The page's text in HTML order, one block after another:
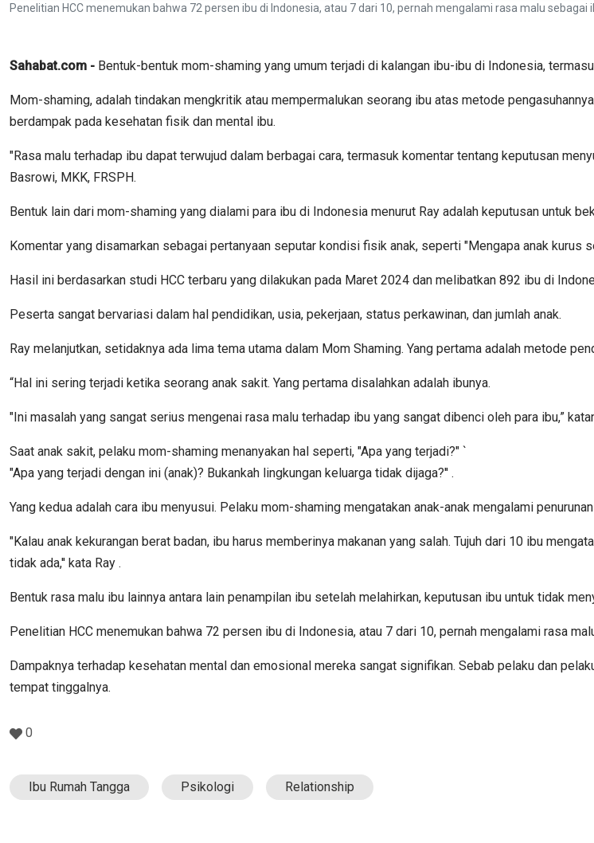
Penelitian HCC menemukan bahwa 72 persen ibu di Indonesia, atau 7 dari 10, pernah mengalami rasa malu sebagai
Sahabat.com - Bentuk-bentuk mom-shaming yang umum terjadi di kalangan ibu-ibu di Indonesia,
Mom-shaming, adalah tindakan mengkritik atau mempermalukan seorang ibu atas metode
berdampak pada kesehatan fisik dan mental ibu.
"Rasa malu terhadap ibu dapat terwujud dalam berbagai cara, termasuk komentar tentang keputusan
Basrowi, MKK, FRSPH.
Bentuk lain dari mom-shaming yang dialami para ibu di Indonesia menurut Ray adalah keputusan untuk
Komentar yang disamarkan sebagai pertanyaan seputar kondisi fisik anak, seperti "Mengapa anak kurus
Hasil ini berdasarkan studi HCC terbaru yang dilakukan pada Maret 2024 dan melibatkan 892 ibu di
Peserta sangat bervariasi dalam hal pendidikan, usia, pekerjaan, status perkawinan, dan jumlah anak.
Ray melanjutkan, setidaknya ada lima tema utama dalam Mom Shaming. Yang pertama adalah metode
“Hal ini sering terjadi ketika seorang anak sakit. Yang pertama disalahkan adalah ibunya.
"Ini masalah yang sangat serius mengenai rasa malu terhadap ibu yang sangat dibenci oleh para ibu,”
Saat anak sakit, pelaku mom-shaming menanyakan hal seperti, "Apa yang terjadi?" `
"Apa yang terjadi dengan ini (anak)? Bukankah lingkungan keluarga tidak dijaga?'' .
Yang kedua adalah cara ibu menyusui. Pelaku mom-shaming mengatakan anak-anak mengalami
"Kalau anak kekurangan berat badan, ibu harus memberinya makanan yang salah. Tujuh dari 10 ibu
tidak ada,'' kata Ray .
Bentuk rasa malu ibu lainnya antara lain penampilan ibu setelah melahirkan, keputusan ibu untuk tidak
Penelitian HCC menemukan bahwa 72 persen ibu di Indonesia, atau 7 dari 10, pernah mengalami rasa
Dampaknya terhadap kesehatan mental dan emosional mereka sangat signifikan. Sebab pelaku dan
tempat tinggalnya.
0
Ibu Rumah Tangga Psikologi Relationship